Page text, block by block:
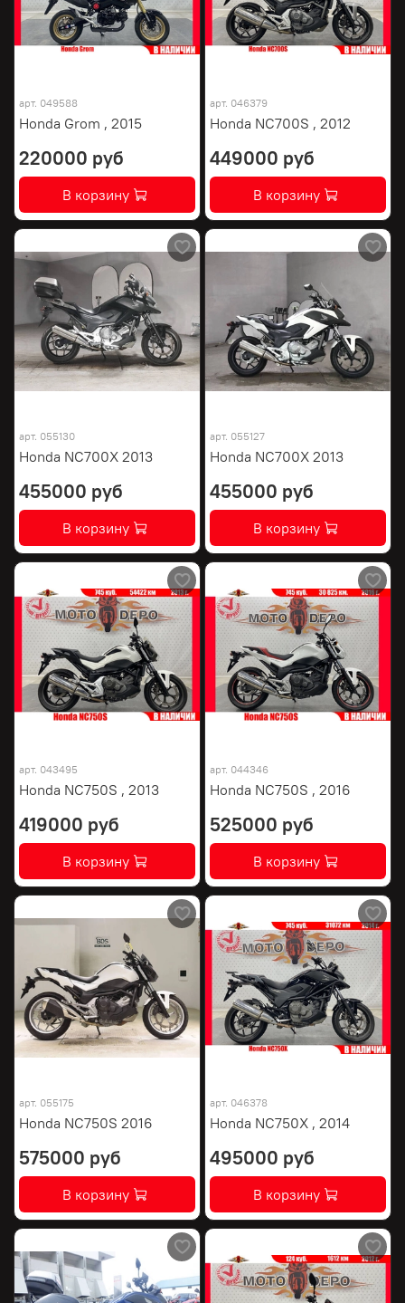
арт. 049588
Honda Grom , 2015
220000 руб
В корзину
арт. 046379
Honda NC700S , 2012
449000 руб
В корзину
арт. 055130
Honda NC700X 2013
455000 руб
В корзину
арт. 055127
Honda NC700X 2013
455000 руб
В корзину
арт. 043495
Honda NC750S , 2013
419000 руб
В корзину
арт. 044346
Honda NC750S , 2016
525000 руб
В корзину
арт. 055175
Honda NC750S 2016
575000 руб
В корзину
арт. 046378
Honda NC750X , 2014
495000 руб
В корзину